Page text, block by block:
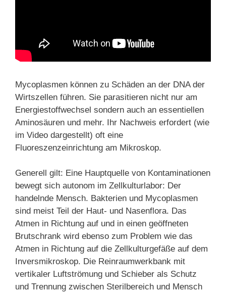
Mycoplasmen können zu Schäden an der DNA der
Wirtszellen führen. Sie parasitieren nicht nur am
Energiestoffwechsel sondern auch an essentiellen
Aminosäuren und mehr. Ihr Nachweis erfordert (wie
im Video dargestellt) oft eine
Fluoreszenzeinrichtung am Mikroskop.
Generell gilt: Eine Hauptquelle von Kontaminationen
bewegt sich autonom im Zellkulturlabor: Der
handelnde Mensch. Bakterien und Mycoplasmen
sind meist Teil der Haut- und Nasenflora. Das
Atmen in Richtung auf und in einen geöffneten
Brutschrank wird ebenso zum Problem wie das
Atmen in Richtung auf die Zellkulturgefäße auf dem
Inversmikroskop. Die Reinraumwerkbank mit
vertikaler Luftströmung und Schieber als Schutz
und Trennung zwischen Sterilbereich und Mensch